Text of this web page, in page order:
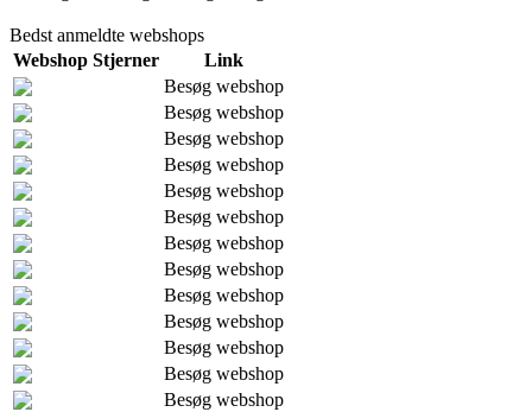
Bedst anmeldte webshops
Webshop Stjerner
Link
Besøg webshop
Besøg webshop
Besøg webshop
Besøg webshop
Besøg webshop
Besøg webshop
Besøg webshop
Besøg webshop
Besøg webshop
Besøg webshop
Besøg webshop
Besøg webshop
Besøg webshop